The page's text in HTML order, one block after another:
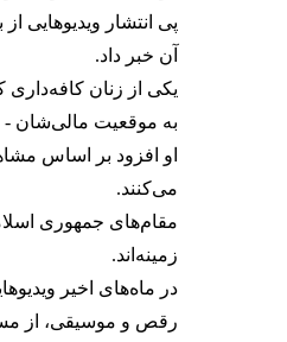
پی انتشار ویدیوهایی
آن خبر داد.
یکی از زنان
به موقعیت مالی‌شان -
او افزود بر اساس
می‌کنند.
مقام‌های جمهوری
زمینه‌اند.
در ماه‌های اخیر
رقص و موسیقی، از